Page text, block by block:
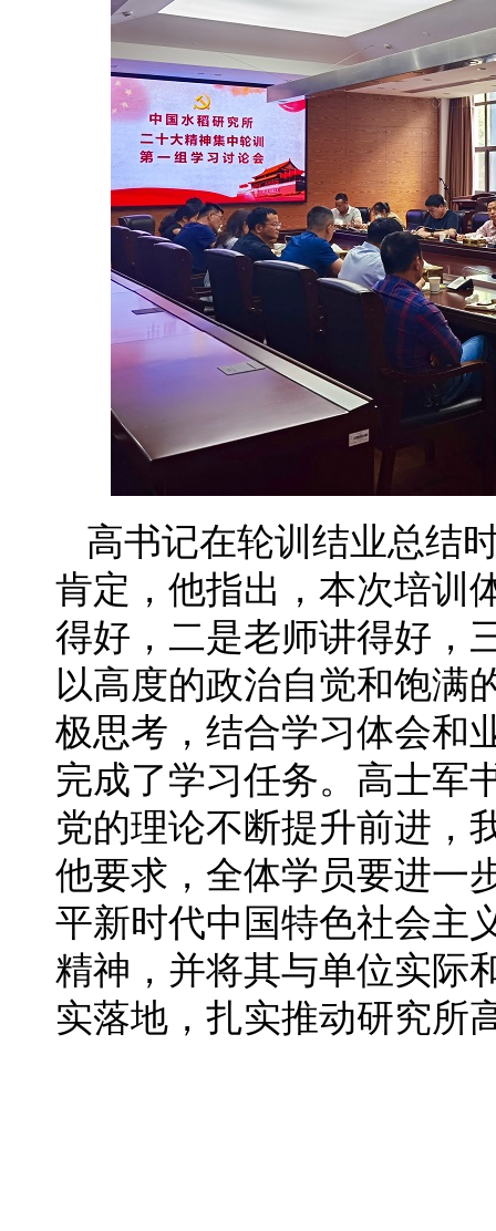
高书记在轮训结业总结
肯定，他指出，本次培训
得好，二是老师讲得好，
以高度的政治自觉和饱满
极思考，结合学习体会和
完成了学习任务。高士军
党的理论不断提升前进，
他要求，全体学员要进一
平新时代中国特色社会主
精神，并将其与单位实际
实落地，扎实推动研究所